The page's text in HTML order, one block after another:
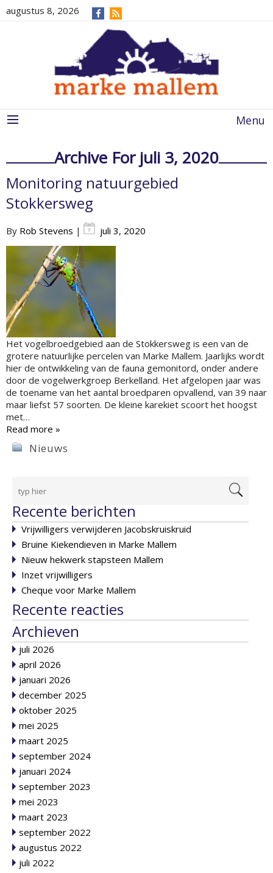
augustus 8, 2026
Menu
Archive For juli 3, 2020
Monitoring natuurgebied
Stokkersweg
By Rob Stevens | juli 3, 2020
Het vogelbroedgebied aan de Stokkersweg is een van de
grotere natuurlijke percelen van Marke Mallem. Jaarlijks wordt
hier de ontwikkeling van de fauna gemonitord, onder andere
door de vogelwerkgroep Berkelland. Het afgelopen jaar was
de toename van het aantal broedparen opvallend, van 39 naar
maar liefst 57 soorten. De kleine karekiet scoort het hoogst
met…
Read more »
Nieuws
Recente berichten
Vrijwilligers verwijderen Jacobskruiskruid
Bruine Kiekendieven in Marke Mallem
Nieuw hekwerk stapsteen Mallem
Inzet vrijwilligers
Cheque voor Marke Mallem
Recente reacties
Archieven
juli 2026
april 2026
januari 2026
december 2025
oktober 2025
mei 2025
maart 2025
september 2024
januari 2024
september 2023
mei 2023
maart 2023
september 2022
augustus 2022
juli 2022